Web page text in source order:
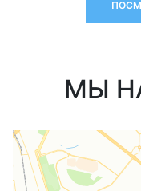
МЫ